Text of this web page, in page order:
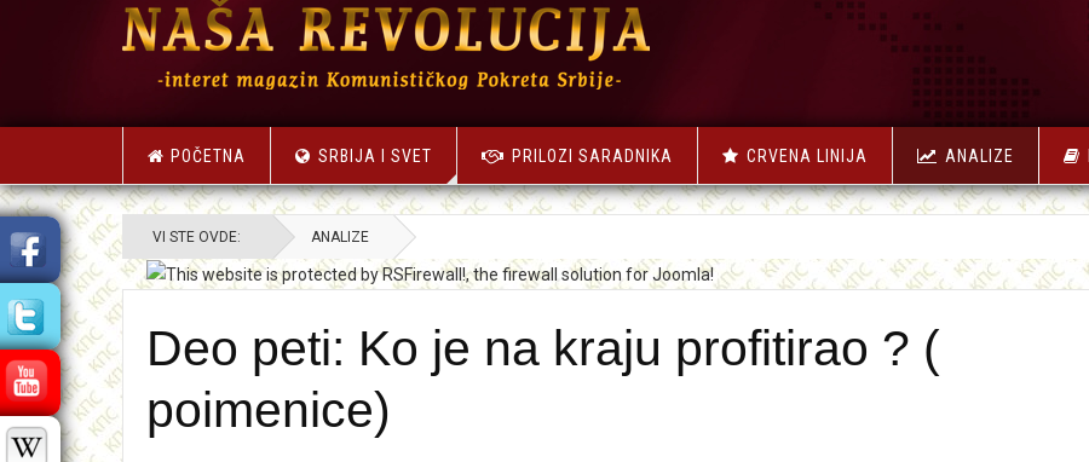
POČETNA SRBIJA I SVET PRILOZI SARADNIKA CRVENA LINIJA ANALIZE
VI STE OVDE: ANALIZE
Deo peti: Ko je na kraju profitirao ? (
poimenice)